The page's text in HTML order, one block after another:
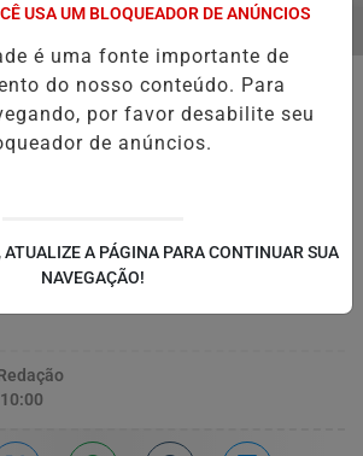
ministro da Saúde
com entrega de
área da saúde e o
o atendimento à
USA UM BLOQUEADOR DE ANÚNCIOS
é uma fonte importante de
do nosso conteúdo. Para
por favor desabilite seu
de anúncios.
A PÁGINA PARA CONTINUAR SUA
NAVEGAÇÃO!